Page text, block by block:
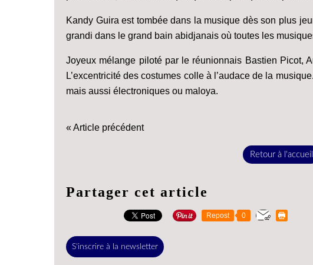
Kandy Guira est tombée dans la musique dès son plus
grandi dans le grand bain abidjanais où toutes les
Joyeux mélange piloté par le réunionnais Bastien Picot,
L’excentricité des costumes colle à l’audace de la
mais aussi électroniques ou maloya.
« Article précédent
Retour à l'accueil
Partager cet article
Repost 0
S'inscrire à la newsletter